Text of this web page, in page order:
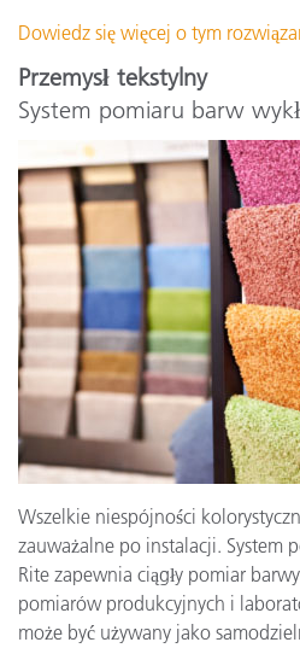
Dowiedz się więcej o tym
Przemysł tekstylny
System pomiaru barw
Wszelkie niespójności
zauważalne po instalacji. System
Rite zapewnia ciągły pomiar
pomiarów produkcyjnych i
może być używany jako